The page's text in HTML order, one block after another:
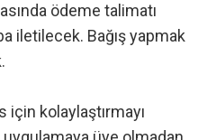
ödeme talimatı
iletilecek. Bağış yapmak
için kolaylaştırmayı